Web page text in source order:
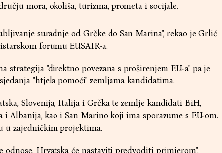
mora, okoliša, turizma, prometa i socijale.
suradnje od Grčke do San Marina", rekao je Grlić
forumu EUSAIR-a.
strategija "direktno povezana s proširenjem EU-a" pa je
"htjela pomoći" zemljama kandidatima.
Slovenija, Italija i Grčka te zemlje kandidati BiH,
i Albanija, kao i San Marino koji ima sporazume s EU-om.
u zajedničkim projektima.
odnose. Hrvatska će nastaviti predvoditi primjerom",